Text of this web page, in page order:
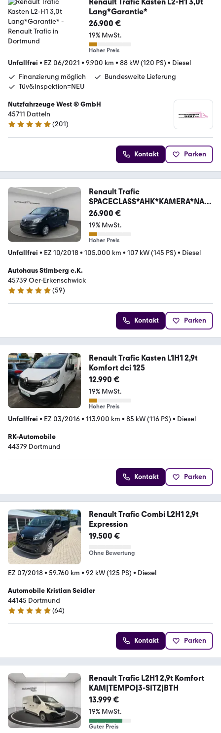
Lang*Garantie*
26.900 €
19% MwSt.
Hoher Preis
Unfallfrei • EZ 06/2021 • 9.900 km • 88 kW (120 PS) • Diesel
Finanzierung möglich
Bundesweite Lieferung
Tüv&Inspektion=NEU
Nutzfahrzeuge West ® GmbH
45711 Datteln
4.9 Sterne
(201)
Kontakt Parken
Renault Trafic
SPACECLASS*AHK*KAMERA*NAVI
*PDC*7- SITZER*
26.900 €
19% MwSt.
Hoher Preis
Unfallfrei • EZ 10/2018• 105.000 km • 107 kW (145 PS) • Diesel
Autohaus Stimberg e.K.
45739 Oer-Erkenschwick
4.9 Sterne
(59)
Kontakt Parken
Renault Trafic Kasten L1H1 2,9t
Komfort dci 125
12.990 €
19% MwSt.
Hoher Preis
Unfallfrei • EZ 03/2016• 113.900 km • 85 kW (116 PS) • Diesel
RK-Automobile
44379 Dortmund
Kontakt Parken
Renault Trafic Combi L2H1 2,9t
Expression
19.500 €
Ohne Bewertung
EZ 07/2018• 59.760 km • 92 kW (125 PS) • Diesel
Automobile Kristian Seidler
44145 Dortmund
4.9 Sterne
(64)
Kontakt Parken
Renault Trafic L2H1 2,9t Komfort
KAM|TEMPO|3-SITZ|BTH
13.999 €
19% MwSt.
Guter Preis